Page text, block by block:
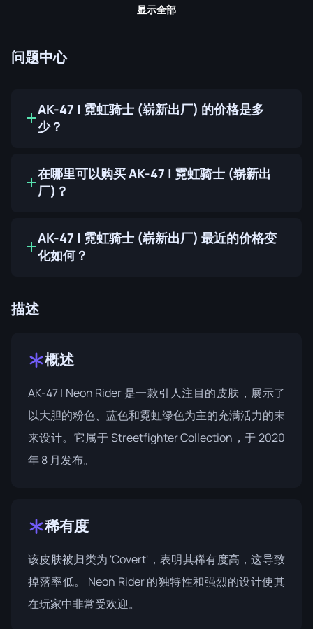
显示全部
问题中心
AK-47 | 霓虹骑士 (崭新出厂) 的价格是多
少？
在哪里可以购买 AK-47 | 霓虹骑士 (崭新出
厂)？
AK-47 | 霓虹骑士 (崭新出厂) 最近的价格变
化如何？
描述
概述
AK-47 | Neon Rider 是一款引人注目的皮肤，展示了
以大胆的粉色、蓝色和霓虹绿色为主的充满活力的未
来设计。它属于Streetfighter Collection ，于 2020
年 8 月发布。
稀有度
该皮肤被归类为 'Covert'，表明其稀有度高，这导致
掉落率低。 Neon Rider 的独特性和强烈的设计使其
在玩家中非常受欢迎。